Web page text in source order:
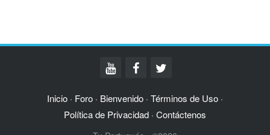
Inicio · Foro · Bienvenido · Términos de Uso ·
Política de Privacidad · Contáctenos